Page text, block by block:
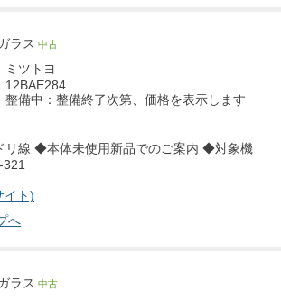
ラス 中古
ミツトヨ
12BAE284
整備中：整備終了次第、価格を表示します
リ線 ◆本体未使用新品でのご案内 ◆対象機
イト)
へ
ラス 中古